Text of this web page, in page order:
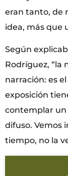
eran tanto, de
idea, más que
Según
Rodríguez, “la
narración: es
exposición
contemplar un
difuso. Vemos
tiempo, no la